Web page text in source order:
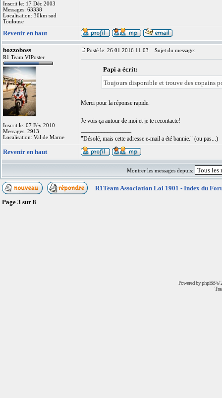
Inscrit le: 17 Déc 2003
Messages: 63338
Localisation: 30km sud
Toulouse
Revenir en haut
bozzoboss
R1 Team VIPoster
Inscrit le: 07 Fév 2010
Messages: 2913
Localisation: Val de Marne
Posté le: 26 01 2016 11:03 Sujet du message:
Papi a écrit:
Toujours disponible et trouve des copains
Merci pour la réponse rapide.
Je vois ça autour de moi et je te recontacte!
"Désolé, mais cette adresse e-mail a été bannie." (ou pas...)
Revenir en haut
Montrer les messages depuis:
R1Team Association Loi 1901 - Index du
Page 3 sur 8
Powered byphpBB©